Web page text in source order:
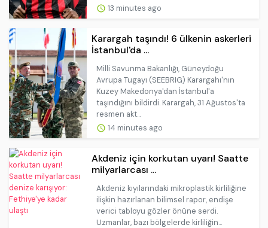
13 minutes ago
Karargah taşındı! 6 ülkenin askerleri
İstanbul'da ...
Milli Savunma Bakanlığı, Güneydoğu
Avrupa Tugayı (SEEBRIG) Karargahı'nın
Kuzey Makedonya'dan İstanbul'a
taşındığını bildirdi. Karargah, 31 Ağustos'ta
resmen akt...
14 minutes ago
Akdeniz için korkutan uyarı! Saatte
milyarlarcası ...
Akdeniz kıyılarındaki mikroplastik kirliliğine
ilişkin hazırlanan bilimsel rapor, endişe
verici tabloyu gözler önüne serdi.
Uzmanlar, bazı bölgelerde kirliliğin...